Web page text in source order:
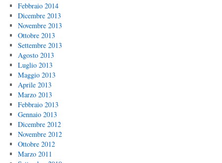
Febbraio 2014
Dicembre 2013
Novembre 2013
Ottobre 2013
Settembre 2013
Agosto 2013
Luglio 2013
Maggio 2013
Aprile 2013
Marzo 2013
Febbraio 2013
Gennaio 2013
Dicembre 2012
Novembre 2012
Ottobre 2012
Marzo 2011